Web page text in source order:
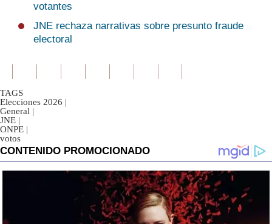
votantes
JNE rechaza narrativas sobre presunto fraude
electoral
TAGS
Elecciones 2026 |
General |
JNE |
ONPE |
votos